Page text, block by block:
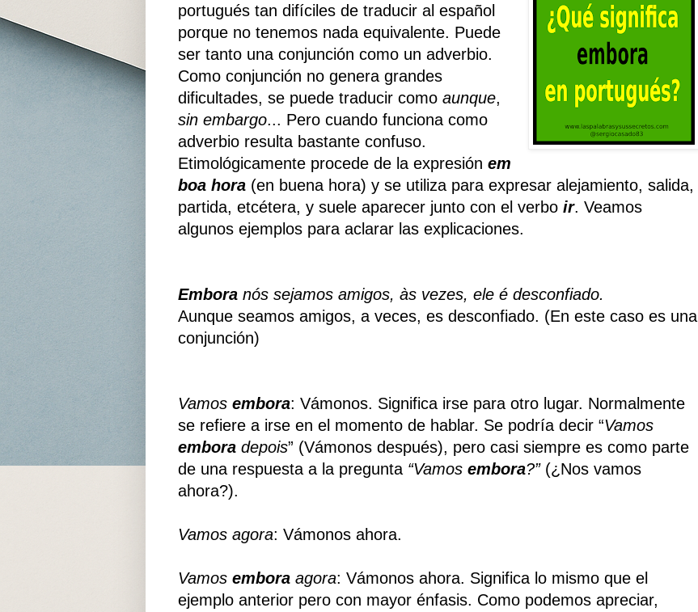
portugués tan difíciles de traducir al español
porque no tenemos nada equivalente. Puede
ser tanto una conjunción como un adverbio.
Como conjunción no genera grandes
dificultades, se puede traducir como aunque,
sin embargo... Pero cuando funciona como
adverbio resulta bastante confuso.
Etimológicamente procede de la expresión em
boa hora(en buena hora) y se utiliza para expresar alejamiento, salida,
partida, etcétera, y suele aparecer junto con el verbo ir. Veamos
algunos ejemplos para aclarar las explicaciones.
Embora nós sejamos amigos, às vezes, ele é desconfiado.
Aunque seamos amigos, a veces, es desconfiado. (En este caso es una
conjunción)
Vamos embora: Vámonos. Significa irse para otro lugar. Normalmente
se refiere a irse en el momento de hablar. Se podría decir “Vamos
emboradepois” (Vámonos después), pero casi siempre es como parte
de una respuesta a la pregunta “Vamos embora?”(¿Nos vamos
ahora?).
Vamos agora: Vámonos ahora.
Vamos emboraagora: Vámonos ahora. Significa lo mismo que el
ejemplo anterior pero con mayor énfasis. Como podemos apreciar,